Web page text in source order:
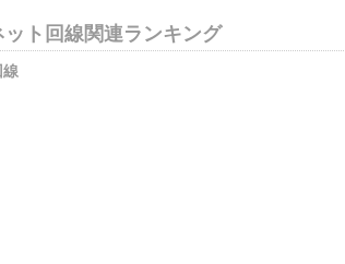
ット回線関連ランキング